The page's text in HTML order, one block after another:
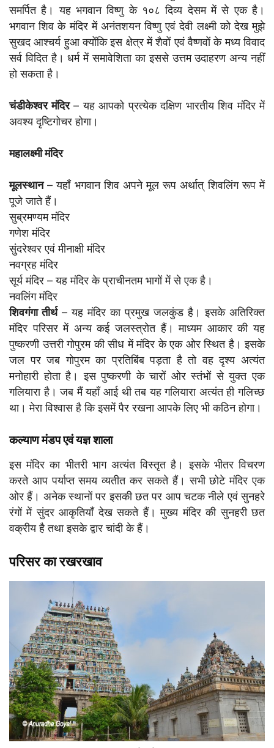
समर्पित है। यह भगवान विष्णु के १०८ दिव्य देसम में से एक है।
भगवान शिव के मंदिर में अनंतशयन विष्णु एवं देवी लक्ष्मी को देख मुझे
सुखद आश्चर्य हुआ क्योंकि इस क्षेत्र में शैवों एवं वैष्णवों के मध्य विवाद
सर्व विदित है। धर्म में समावेशिता का इससे उत्तम उदाहरण अन्य नहीं
हो सकता है।
चंडीकेश्वर मंदिर– यह आपको प्रत्येक दक्षिण भारतीय शिव मंदिर में
अवश्य दृष्टिगोचर होगा।
महालक्ष्मी मंदिर
मूलस्थान– यहाँ भगवान शिव अपने मूल रूप अर्थात् शिवलिंग रूप में
पूजे जाते हैं।
सुब्रमण्यम मंदिर
गणेश मंदिर
सुंदरेश्वर एवं मीनाक्षी मंदिर
नवग्रह मंदिर
सूर्य मंदिर – यह मंदिर के प्राचीनतम भागों में से एक है।
नवलिंग मंदिर
शिवगंगा तीर्थ– यह मंदिर का प्रमुख जलकुंड है। इसके अतिरिक्त
मंदिर परिसर में अन्य कई जलस्त्रोत हैं। माध्यम आकार की यह
पुष्करणी उत्तरी गोपुरम की सीध में मंदिर के एक ओर स्थित है। इसके
जल पर जब गोपुरम का प्रतिबिंब पड़ता है तो वह दृश्य अत्यंत
मनोहारी होता है। इस पुष्करणी के चारों ओर स्तंभों से युक्त एक
गलियारा है। जब मैं यहाँ आई थी तब यह गलियारा अत्यंत ही गलिच्छ
था। मेरा विश्वास है कि इसमें पैर रखना आपके लिए भी कठिन होगा।
कल्याण मंडप एवं यज्ञ शाला
इस मंदिर का भीतरी भाग अत्यंत विस्तृत है। इसके भीतर विचरण
करते आप पर्याप्त समय व्यतीत कर सकते हैं। सभी छोटे मंदिर एक
ओर हैं। अनेक स्थानों पर इसकी छत पर आप चटक नीले एवं सुनहरे
रंगों में सुंदर आकृतियाँ देख सकते हैं। मुख्य मंदिर की सुनहरी छत
वक्रीय है तथा इसके द्वार चांदी के हैं।
परिसर का रखरखाव